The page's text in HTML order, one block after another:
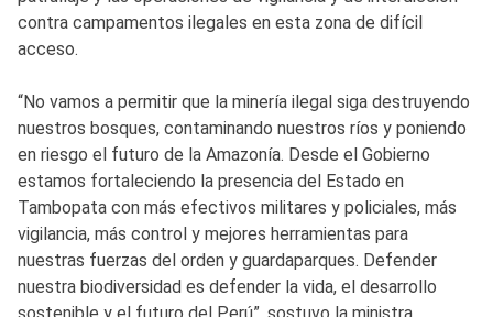
contra campamentos ilegales en esta zona de difícil
acceso.
“No vamos a permitir que la minería ilegal siga destruyendo
nuestros bosques, contaminando nuestros ríos y poniendo
en riesgo el futuro de la Amazonía. Desde el Gobierno
estamos fortaleciendo la presencia del Estado en
Tambopata con más efectivos militares y policiales, más
vigilancia, más control y mejores herramientas para
nuestras fuerzas del orden y guardaparques. Defender
nuestra biodiversidad es defender la vida, el desarrollo
sostenible y el futuro del Perú”, sostuvo la ministra